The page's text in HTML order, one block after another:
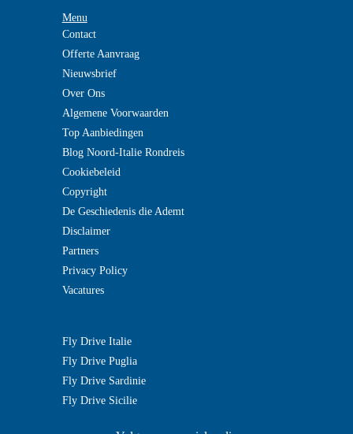
Menu
Contact
Offerte Aanvraag
Nieuwsbrief
Over Ons
Algemene Voorwaarden
Top Aanbiedingen
Blog Noord-Italie Rondreis
Cookiebeleid
Copyright
De Geschiedenis die Ademt
Disclaimer
Partners
Privacy Policy
Vacatures
Fly Drive Italie
Fly Drive Puglia
Fly Drive Sardinie
Fly Drive Sicilie